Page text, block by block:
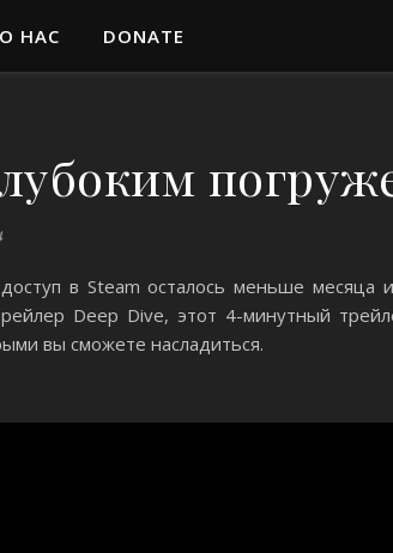
О НАС DONATE
в Steam осталось меньше месяца
Deep Dive, этот 4-минутный
вы сможете насладиться.